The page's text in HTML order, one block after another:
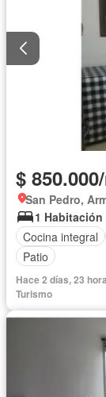
$
San Pedro,
1 Habitación
Cocina integral
Patio
Hace 2 días, 23
Turismo